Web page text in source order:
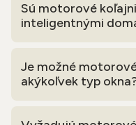
Sú motorové
inteligentnými
Je možné
akýkoľvek typ